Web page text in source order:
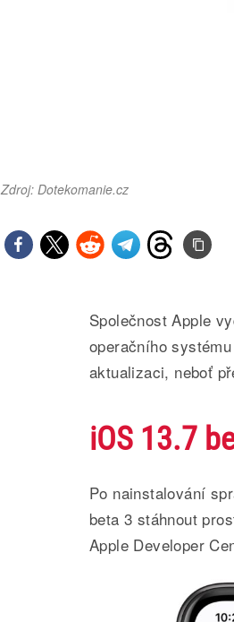
Zdroj: Dotekomanie.cz
Společnost Apple
operačního
aktualizaci, neboť
iOS 13.7
Po nainstalování
beta 3 stáhnout
Apple Developer